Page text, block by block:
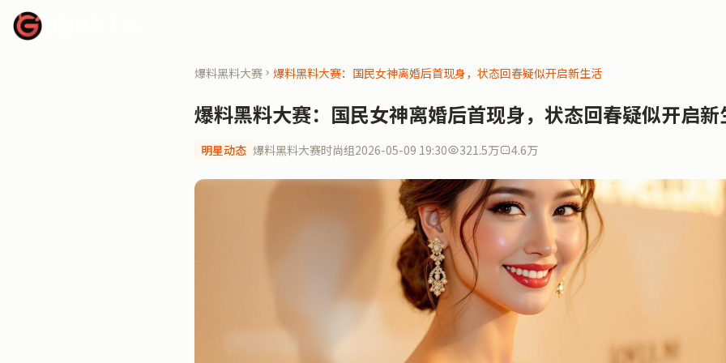
爆料黑料大赛 爆料黑料大赛：国民女神离婚后首现身，状态回春疑似开启新生活
爆料黑料大赛：国民女神离婚后首现身，状态回春疑似开启新
明星动态 爆料黑料大赛时尚组2026-05-09 19:30 321.5万 4.6万